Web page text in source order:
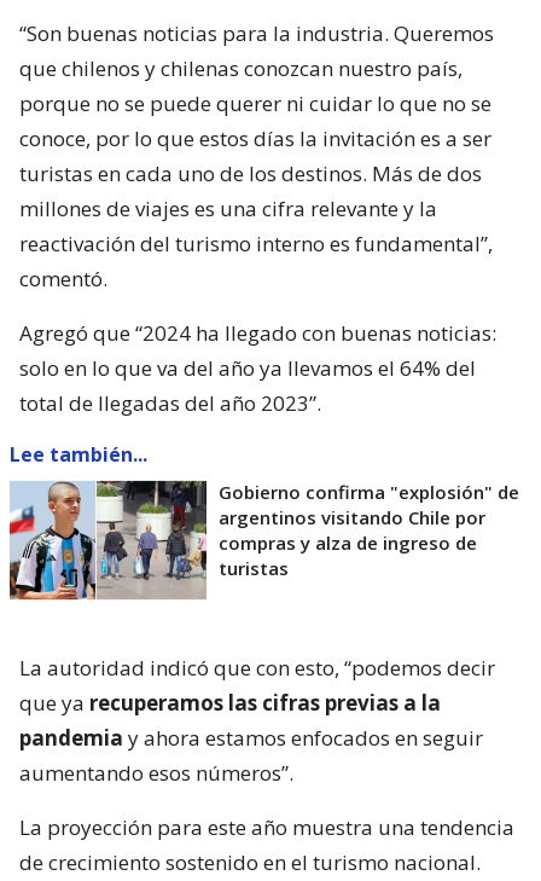
“Son buenas noticias para la industria. Queremos
que chilenos y chilenas conozcan nuestro país,
porque no se puede querer ni cuidar lo que no se
conoce, por lo que estos días la invitación es a ser
turistas en cada uno de los destinos. Más de dos
millones de viajes es una cifra relevante y la
reactivación del turismo interno es fundamental”,
comentó.
Agregó que “2024 ha llegado con buenas noticias:
solo en lo que va del año ya llevamos el 64% del
total de llegadas del año 2023”.
Lee también...
Gobierno confirma "explosión" de
argentinos visitando Chile por
compras y alza de ingreso de
turistas
La autoridad indicó que con esto, “podemos decir
que ya recuperamos las cifras previas a la
pandemia y ahora estamos enfocados en seguir
aumentando esos números”.
La proyección para este año muestra una tendencia
de crecimiento sostenido en el turismo nacional.